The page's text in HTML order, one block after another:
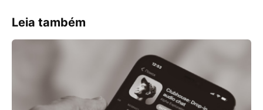
Leia também